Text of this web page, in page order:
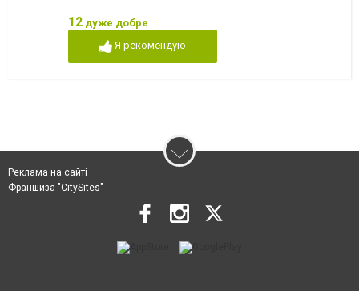
12 дуже добре
Я рекомендую
Реклама на сайті
Франшиза "CitySites"